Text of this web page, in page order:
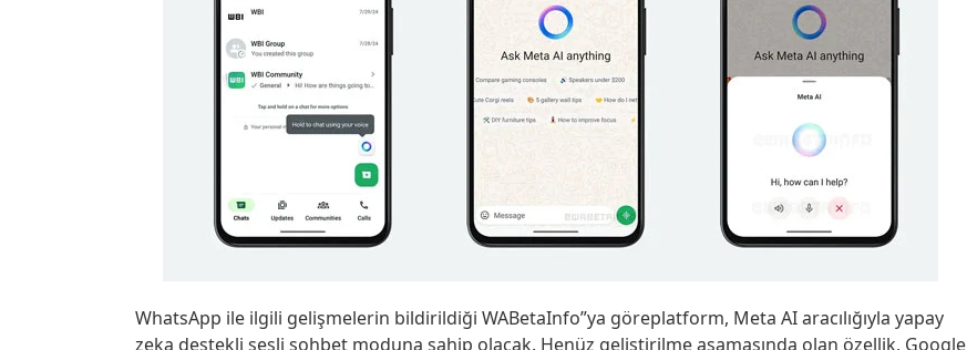
WhatsApp ile ilgili gelişmelerin bildirildiği WABetaInfo”ya göreplatform, Meta AI aracılığıyla yapay
zeka destekli sesli sohbet moduna sahip olacak. Henüz geliştirilme aşamasında olan özellik, Google